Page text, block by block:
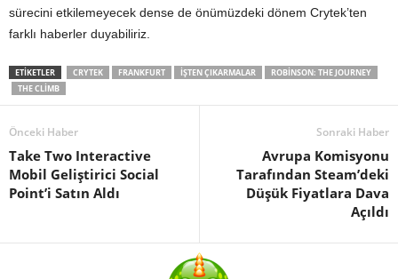
sürecini etkilemeyecek dense de önümüzdeki dönem Crytek’ten
farklı haberler duyabiliriz.
ETIKETLER CRYTEK FRANKFURT IŞTEN ÇIKARMALAR
ROBINSON: THE JOURNEY
THE CLIMB
Önceki Haber
Take Two Interactive
Mobil Geliştirici Social
Point’i Satın Aldı
Sonraki Haber
Avrupa Komisyonu
Tarafından Steam’deki
Düşük Fiyatlara Dava
Açıldı